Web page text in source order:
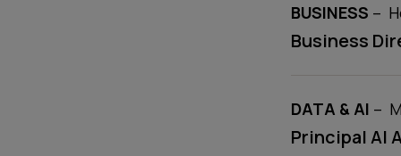
BUSINESS –
Business
COMPETENCE
DATA & AI –
Principal AI